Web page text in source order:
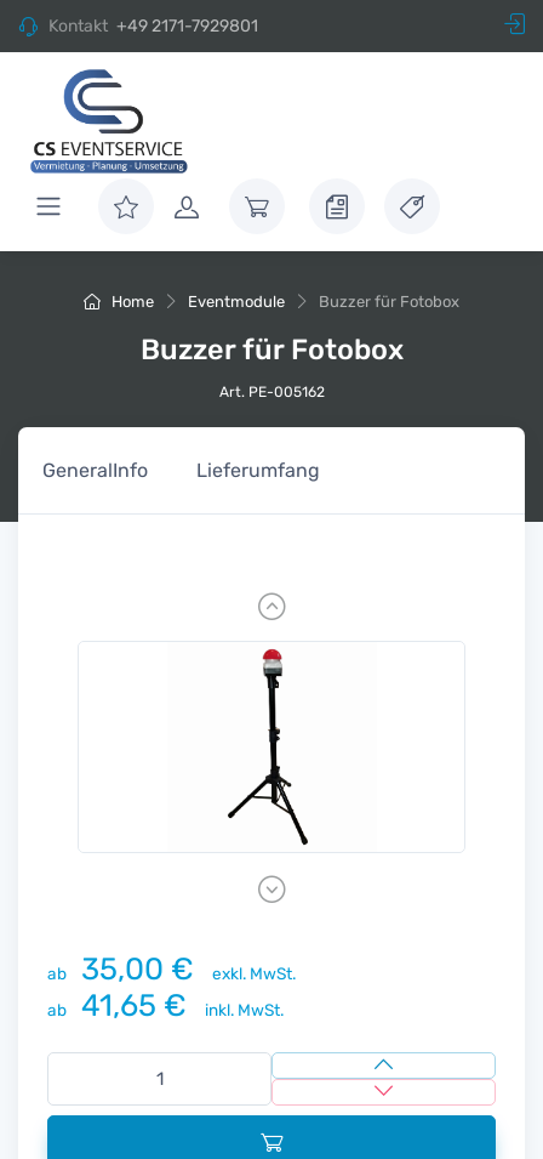
Kontakt +49 2171-7929801
Home Eventmodule Buzzer für Fotobox
Buzzer für Fotobox
Art. PE-005162
GeneralInfo Lieferumfang
Previous
Next
ab 35,00 €
exkl. MwSt.
ab
41,65 € inkl. MwSt.